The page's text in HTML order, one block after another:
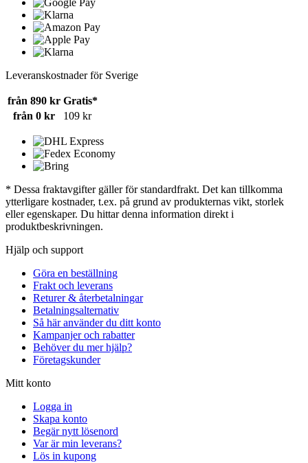
Leveranskostnader för Sverige
från 890 kr Gratis*
från 0 kr
109 kr
* Dessa fraktavgifter gäller för standardfrakt. Det kan tillkomma
ytterligare kostnader, t.ex. på grund av produkternas vikt, storlek
eller egenskaper. Du hittar denna information direkt i
produktbeskrivningen.
Hjälp och support
Göra en beställning
Frakt och leverans
Returer & återbetalningar
Betalningsalternativ
Så här använder du ditt konto
Kampanjer och rabatter
Behöver du mer hjälp?
Företagskunder
Mitt konto
Logga in
Skapa konto
Begär nytt lösenord
Var är min leverans?
Lös in kupong